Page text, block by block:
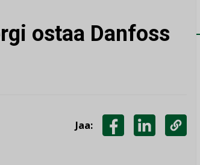
ostaa Danfoss
Jaa: